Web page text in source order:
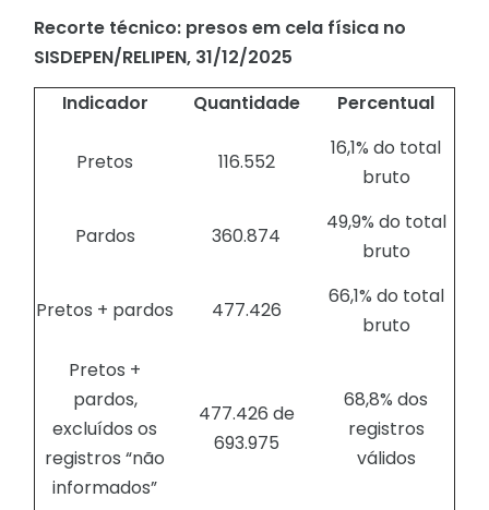
Recorte técnico: presos em cela física no
SISDEPEN/RELIPEN, 31/12/2025
Indicador
Quantidade Percentual
Pretos 116.552
16,1% do total
bruto
Pardos 360.874
49,9% do total
bruto
Pretos + pardos 477.426
66,1% do total
bruto
Pretos +
pardos,
excluídos os
registros “não
informados”
477.426 de
693.975
68,8% dos
registros
válidos